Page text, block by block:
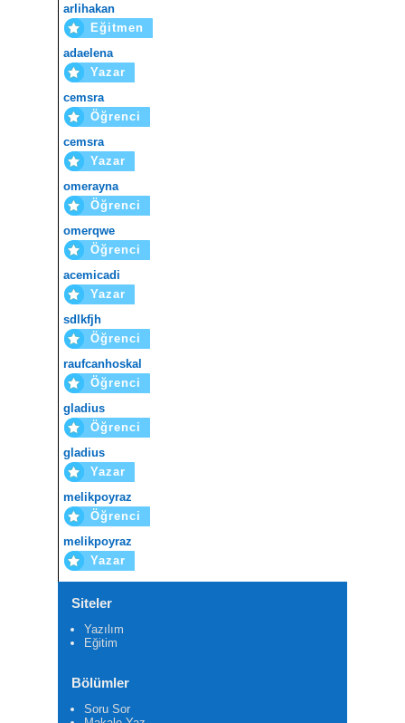
arlihakan
Eğitmen
adaelena
Yazar
cemsra
Öğrenci
cemsra
Yazar
omerayna
Öğrenci
omerqwe
Öğrenci
acemicadi
Yazar
sdlkfjh
Öğrenci
raufcanhoskal
Öğrenci
gladius
Öğrenci
gladius
Yazar
melikpoyraz
Öğrenci
melikpoyraz
Yazar
Siteler
Yazılım
Eğitim
Bölümler
Soru Sor